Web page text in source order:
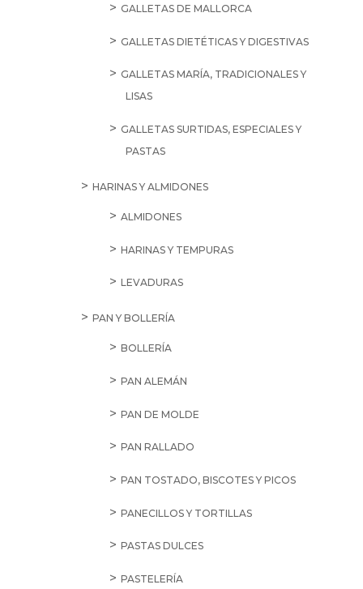
GALLETAS DE MALLORCA
GALLETAS DIETÉTICAS Y DIGESTIVAS
GALLETAS MARÍA, TRADICIONALES Y
LISAS
GALLETAS SURTIDAS, ESPECIALES Y
PASTAS
HARINAS Y ALMIDONES
ALMIDONES
HARINAS Y TEMPURAS
LEVADURAS
PAN Y BOLLERÍA
BOLLERÍA
PAN ALEMÁN
PAN DE MOLDE
PAN RALLADO
PAN TOSTADO, BISCOTES Y PICOS
PANECILLOS Y TORTILLAS
PASTAS DULCES
PASTELERÍA